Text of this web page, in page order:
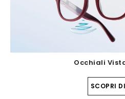
Occhiali
SCOPRI